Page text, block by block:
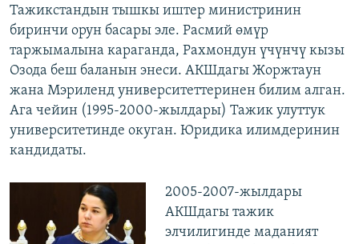
Тажикстандын тышкы иштер министринин
биринчи орун басары эле. Расмий өмүр
таржымалына караганда, Рахмондун үчүнчү кызы
Озода беш баланын энеси. АКШдагы Жоржтаун
жана Мэриленд университеттеринен билим алган.
Ага чейин (1995-2000-жылдары) Тажик улуттук
университетинде окуган. Юридика илимдеринин
кандидаты.
2005-2007-жылдары
АКШдагы тажик
элчилигинде маданият